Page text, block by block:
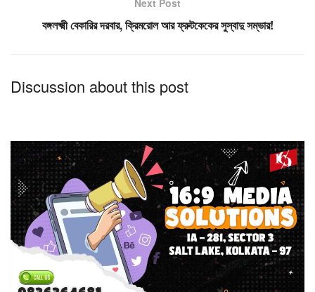
Next Post
বঙ্গলক্ষ্মী বেকারির দরবার, ক্রিমরোল আর ফ্রুটকেকের সুস্বাদু সম্ভার!
Discussion about this post